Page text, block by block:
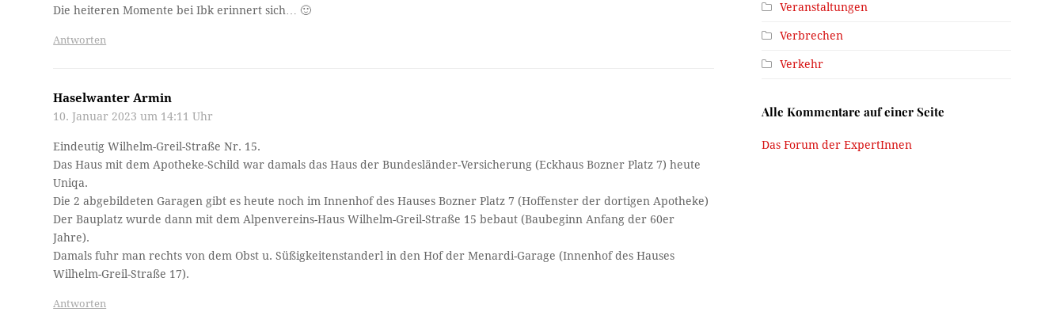
Die heiteren Momente bei Ibk erinnert sich… 🙂
Antworten
Haselwanter Armin
10. Januar 2023 um 14:11 Uhr
Eindeutig Wilhelm-Greil-Straße Nr. 15.
Das Haus mit dem Apotheke-Schild war damals das Haus der Bundesländer-Versicherung (Eckhaus Bozner Platz 7) heute
Uniqa.
Die 2 abgebildeten Garagen gibt es heute noch im Innenhof des Hauses Bozner Platz 7 (Hoffenster der dortigen Apotheke)
Der Bauplatz wurde dann mit dem Alpenvereins-Haus Wilhelm-Greil-Straße 15 bebaut (Baubeginn Anfang der 60er
Jahre).
Damals fuhr man rechts von dem Obst u. Süßigkeitenstanderl in den Hof der Menardi-Garage (Innenhof des Hauses
Wilhelm-Greil-Straße 17).
Antworten
Veranstaltungen
Verbrechen
Verkehr
Alle Kommentare auf einer Seite
Das Forum der ExpertInnen